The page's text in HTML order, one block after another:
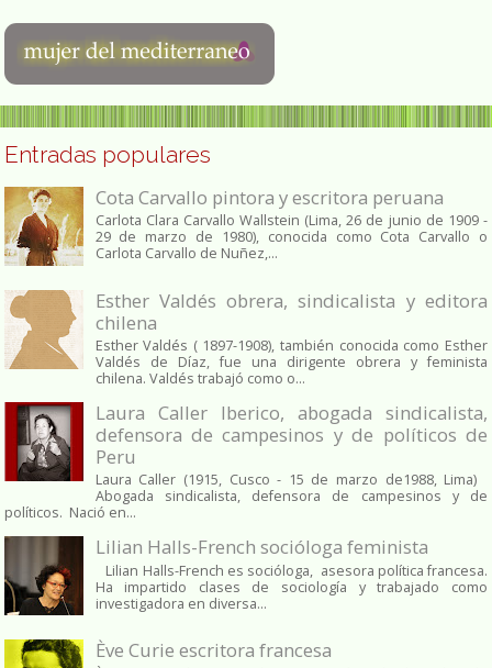
Entradas populares
Cota Carvallo pintora y escritora peruana
Carlota Clara Carvallo Wallstein (Lima, 26 de junio de 1909 -
29 de marzo de 1980), conocida como Cota Carvallo o
Carlota Carvallo de Nuñez,...
Esther Valdés obrera, sindicalista y editora
chilena
Esther Valdés ( 1897-1908), también conocida como Esther
Valdés de Díaz, fue una dirigente obrera y feminista
chilena. Valdés trabajó como o...
Laura Caller Iberico, abogada sindicalista,
defensora de campesinos y de políticos de
Peru
Laura Caller (1915, Cusco - 15 de marzo de1988, Lima)
Abogada sindicalista, defensora de campesinos y de
políticos. Nació en...
Lilian Halls-French socióloga feminista
Lilian Halls-French es socióloga, asesora política francesa.
Ha impartido clases de sociología y trabajado como
investigadora en diversa...
Ève Curie escritora francesa